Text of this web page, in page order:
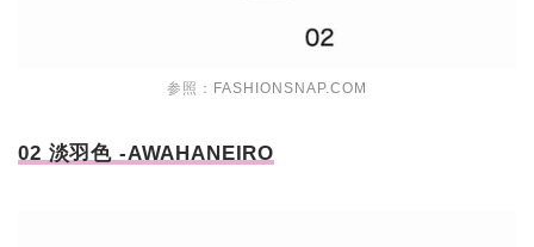
参照： FASHIONSNAP.COM
02 淡羽色 -AWAHANEIRO